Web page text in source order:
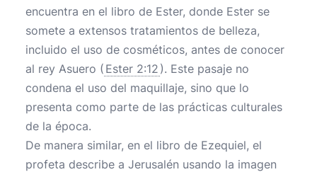
encuentra en el libro de Ester, donde Ester se
somete a extensos tratamientos de belleza,
incluido el uso de cosméticos, antes de conocer
al rey Asuero ( Ester 2:12 ). Este pasaje no
condena el uso del maquillaje, sino que lo
presenta como parte de las prácticas culturales
de la época.
De manera similar, en el libro de Ezequiel, el
profeta describe a Jerusalén usando la imagen